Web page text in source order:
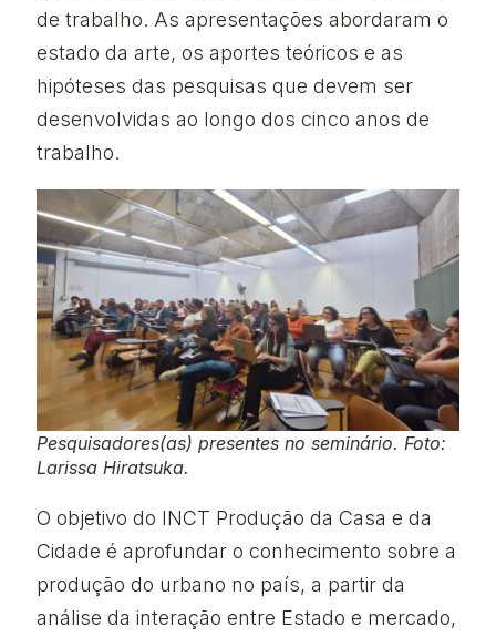
de trabalho. As apresentações abordaram o
estado da arte, os aportes teóricos e as
hipóteses das pesquisas que devem ser
desenvolvidas ao longo dos cinco anos de
trabalho.
Pesquisadores(as) presentes no seminário. Foto:
Larissa Hiratsuka.
O objetivo do INCT Produção da Casa e da
Cidade é aprofundar o conhecimento sobre a
produção do urbano no país, a partir da
análise da interação entre Estado e mercado,